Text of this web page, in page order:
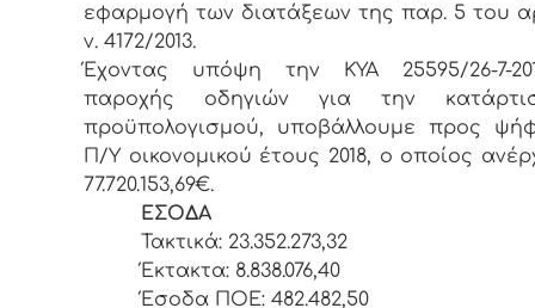
εφαρμογή των διατάξεων της παρ. 5 του
ν. 4172/2013.
Έχοντας υπόψη την ΚΥΑ 25595/26-7-
παροχής οδηγιών για την
προϋπολογισμού, υποβάλλουμε προς
Π/Υ οικονομικού έτους 2018, ο οποίος
77.720.153,69€.
ΕΣΟΔΑ
Τακτικά: 23.352.273,32
Έκτακτα: 8.838.076,40
Έσοδα ΠΟΕ: 482.482,50